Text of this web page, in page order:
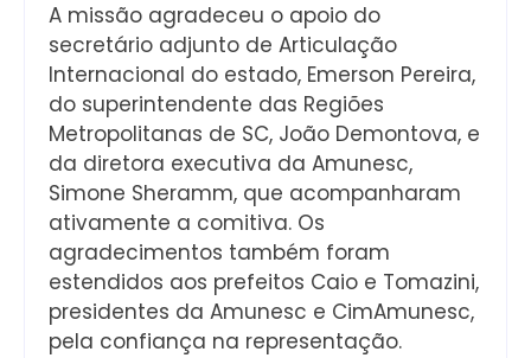
A missão agradeceu o apoio do
secretário adjunto de Articulação
Internacional do estado, Emerson Pereira,
do superintendente das Regiões
Metropolitanas de SC, João Demontova, e
da diretora executiva da Amunesc,
Simone Sheramm, que acompanharam
ativamente a comitiva. Os
agradecimentos também foram
estendidos aos prefeitos Caio e Tomazini,
presidentes da Amunesc e CimAmunesc,
pela confiança na representação.